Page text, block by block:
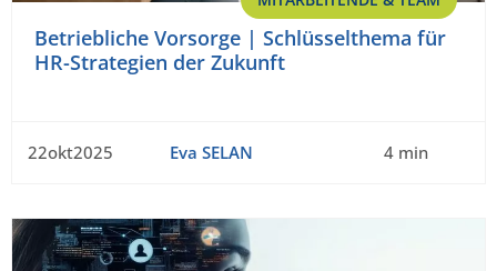
Betriebliche Vorsorge | Schlüsselthema für
HR-Strategien der Zukunft
22okt2025 Eva SELAN 4 min